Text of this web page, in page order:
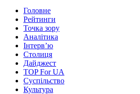
Головне
Рейтинги
Точка зору
Аналітика
Інтерв’ю
Столиця
Дайджест
TOP For UA
Суспiльство
Культура